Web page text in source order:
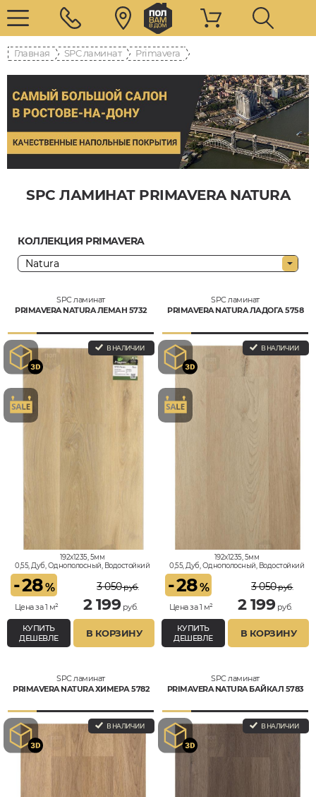
Главная SPC ламинат Primavera
SPC ЛАМИНАТ PRIMAVERA NATURA
КОЛЛЕКЦИЯ PRIMAVERA
SPC ламинат
PRIMAVERA NATURA ЛЕМАН 5732
В НАЛИЧИИ
192x1235, 5мм
0,55, Дуб, Однополосный, Водостойкий
-28%
Цена за 1 м²
3 050руб.
2 199руб.
КУПИТЬ
ДЕШЕВЛЕ
В КОРЗИНУ
SPC ламинат
PRIMAVERA NATURA ЛАДОГА 5758
В НАЛИЧИИ
192x1235, 5мм
0,55, Дуб, Однополосный, Водостойкий
-28%
Цена за 1 м²
3 050руб.
2 199руб.
КУПИТЬ
ДЕШЕВЛЕ
В КОРЗИНУ
SPC ламинат
PRIMAVERA NATURA ХИМЕРА 5782
В НАЛИЧИИ
SPC ламинат
PRIMAVERA NATURA БАЙКАЛ 5783
В НАЛИЧИИ